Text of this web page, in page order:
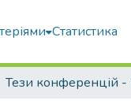
Статистика
Тези конференцій